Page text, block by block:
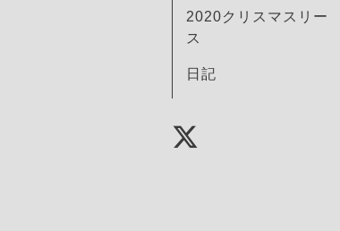
2020クリスマスリー
ス
日記